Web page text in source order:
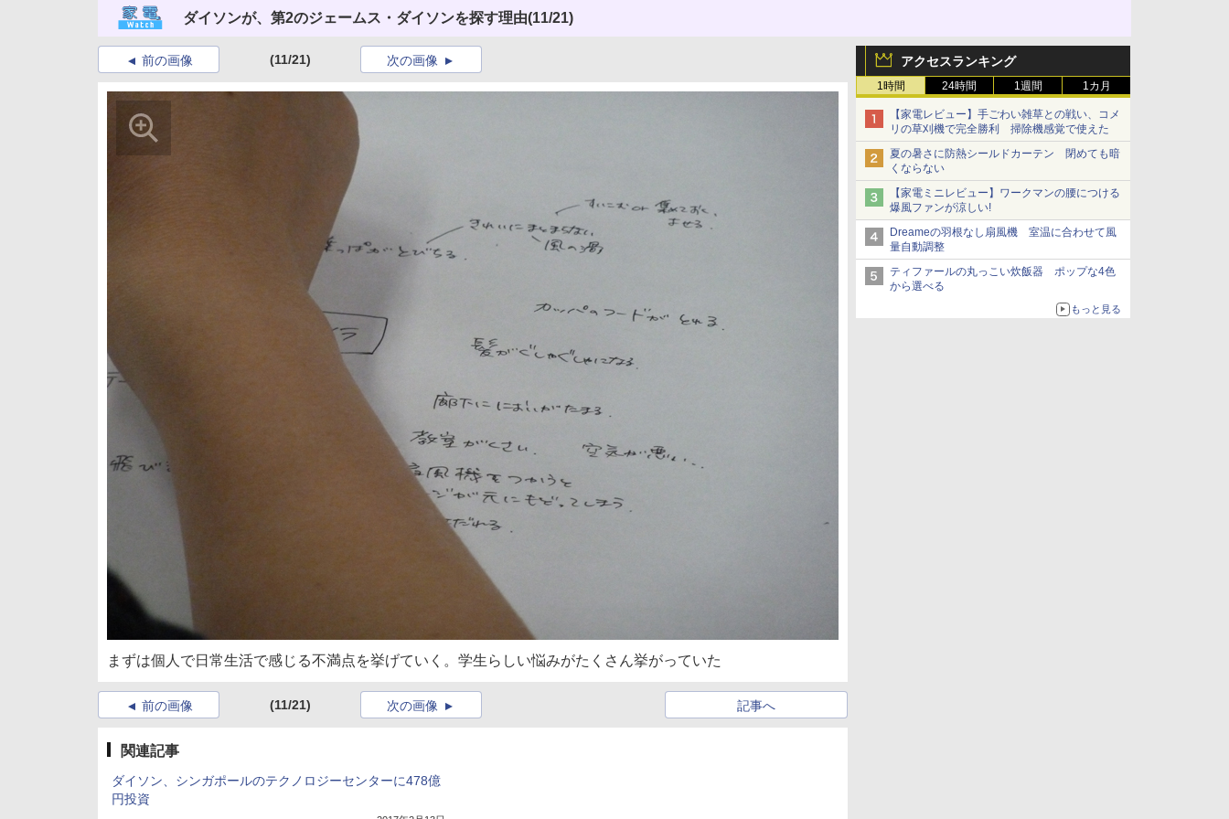
ダイソンが、第2のジェームス・ダイソンを探す理由(11/21)
アクセスランキング
1時間 24時間 1週間 1カ月
【家電レビュー】手ごわい雑草との戦い、コメ
リの草刈機で完全勝利 掃除機感覚で使えた
夏の暑さに防熱シールドカーテン 閉めても暗
くならない
【家電ミニレビュー】ワークマンの腰につける
爆風ファンが涼しい!
Dreameの羽根なし扇風機 室温に合わせて風
量自動調整
ティファールの丸っこい炊飯器 ポップな4色
から選べる
もっと見る
前の画像 (11/21) 次の画像
まずは個人で日常生活で感じる不満点を挙げていく。学生らしい悩みがたくさん挙がっていた
前の画像 (11/21) 記事へ
次の画像
関連記事
ダイソン、シンガポールのテクノロジーセンターに478億
円投資